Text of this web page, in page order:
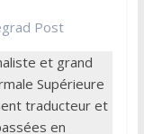
Post
et grand
Supérieure
traducteur et
en